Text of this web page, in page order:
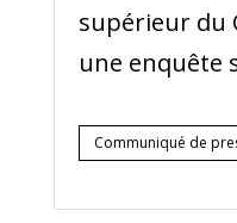
supérieur du
une enquête
Communiqué de